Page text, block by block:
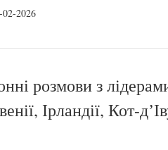
розмови з
Ірландії, Кот-